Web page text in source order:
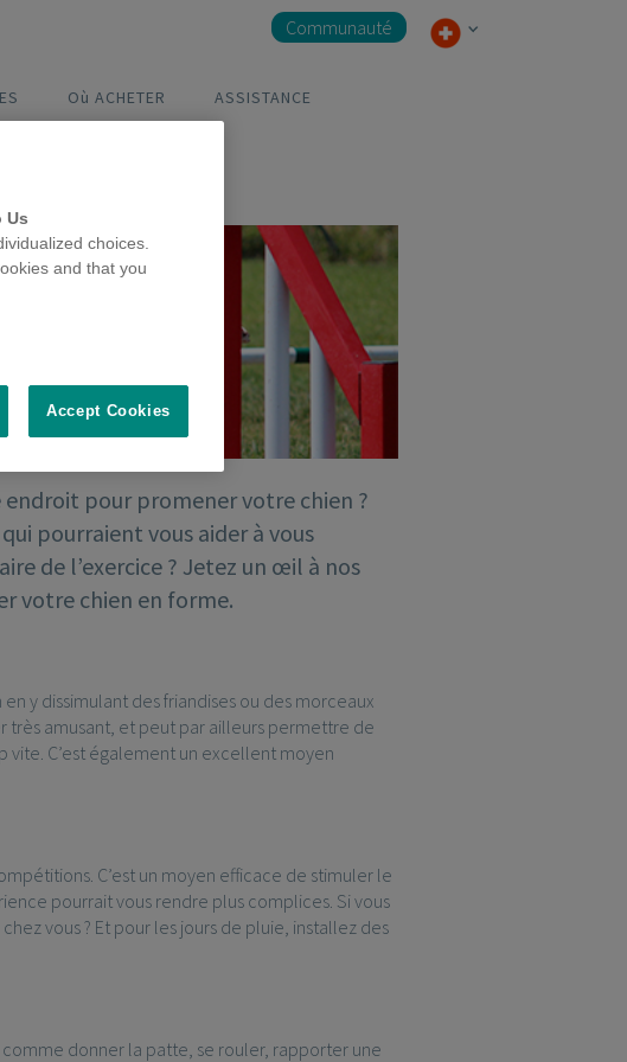
Où ACHETER ASSISTANCE
Communauté
endroit pour promener votre chien ?
pourraient vous aider à vous
de l’exercice ? Jetez un œil à nos
votre chien en forme.
y dissimulant des friandises ou des morceaux
très amusant, et peut par ailleurs permettre de
C’est également un excellent moyen
C’est un moyen efficace de stimuler le
pourrait vous rendre plus complices. Si vous
vous ? Et pour les jours de pluie, installez des
donner la patte, se rouler, rapporter une
Us
choices.
and that you
Accept Cookies